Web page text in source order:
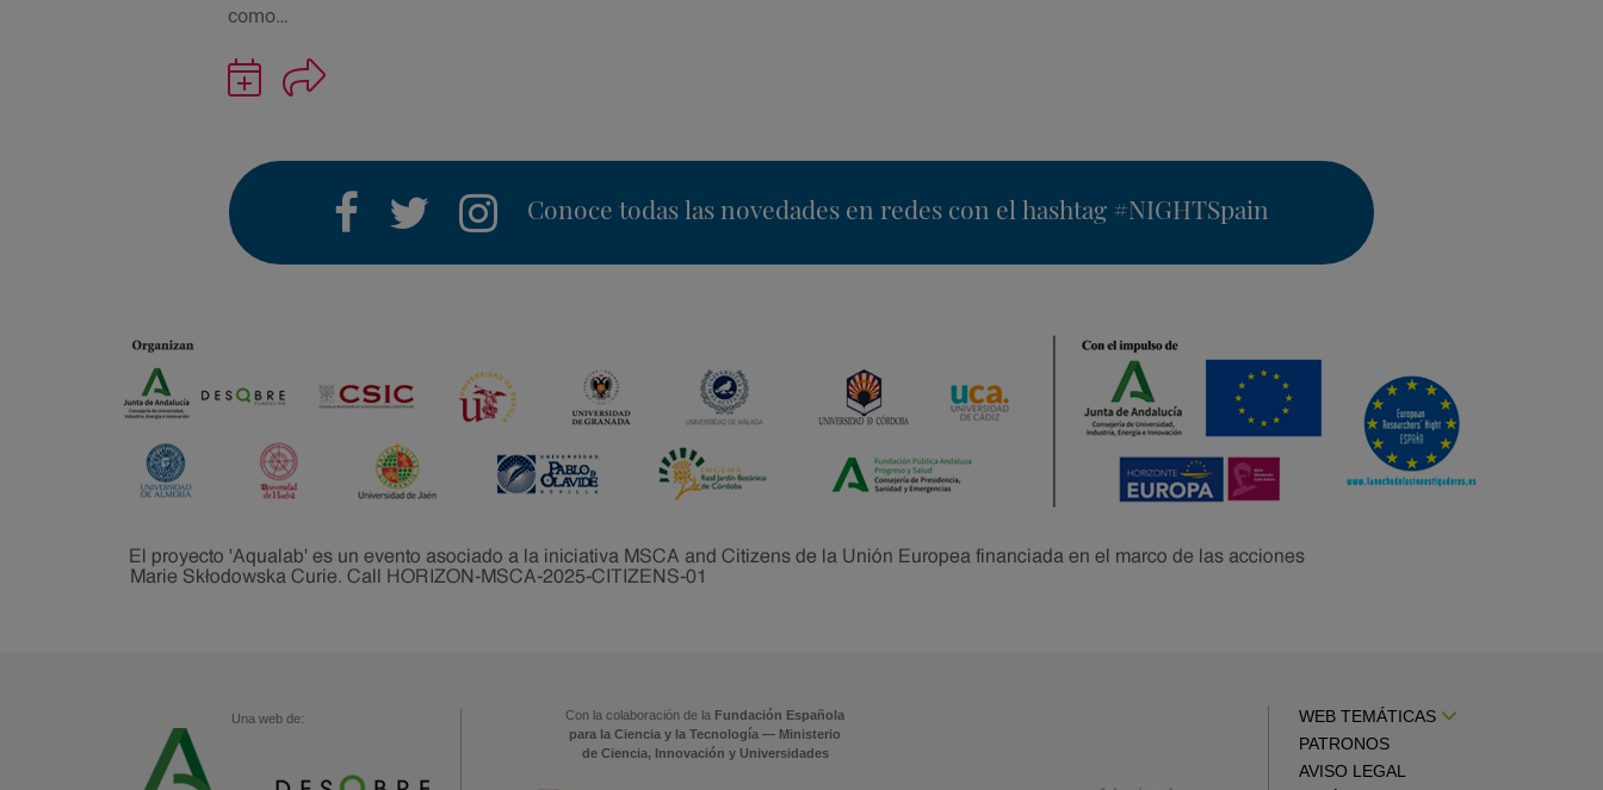
como…
Guardar
actividad
facebooktwitter instagram
Conoce todas las novedades en redes con el hashtag #NIGHTSpain
Una web de: Con la colaboración de la Fundación Española
para la Ciencia y la Tecnología — Ministerio
de Ciencia, Innovación y Universidades
WEB TEMÁTICAS
PATRONOS
AVISO LEGAL